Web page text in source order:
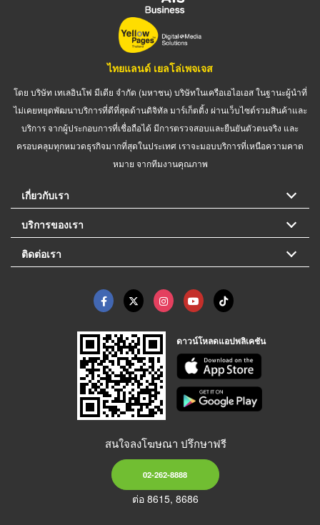
ไทยแลนด์ เยลโล่เพจเจส
โดย บริษัท เทเลอินโฟ มีเดีย จำกัด (มหาชน) บริษัทในเครือเอไอเอส ในฐานะผู้นำที่
ไม่เคยหยุดพัฒนาบริการที่ดีที่สุดด้านดิจิทัล มาร์เก็ตติ้ง ผ่านเว็บไซต์รวมสินค้าและ
บริการ จากผู้ประกอบการที่เชื่อถือได้ มีการตรวจสอบและยืนยันตัวตนจริง และ
ครอบคลุมทุกหมวดธุรกิจมากที่สุดในประเทศ เราจะมอบบริการที่เหนือความคาด
หมาย จากทีมงานคุณภาพ
เกี่ยวกับเรา
บริการของเรา
ติดต่อเรา
ดาวน์โหลดแอปพลิเคชัน
สนใจลงโฆษณา ปรึกษาฟรี
02-262-8888
ต่อ 8615, 8686